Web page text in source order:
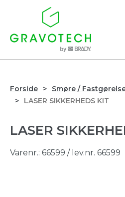
Forside
Smøre /
LASER SIKKERHEDS KIT
LASER
Varenr.: 66599 / lev.nr. 66599